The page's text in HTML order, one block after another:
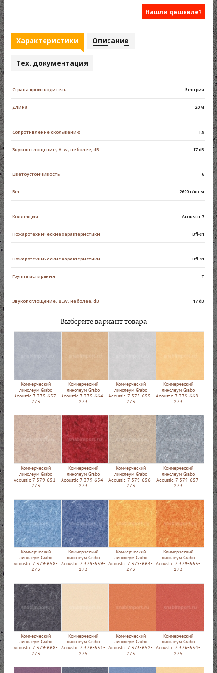
Нашли дешевле?
Характеристики Описание
Тех. документация
Страна производитель Венгрия
Длина 20 м
Сопротивление скольжению R9
Звукопоглощение, ΔLw, не более, dB 17 dB
Цветоустойчивость 6
Вес 2600 г/кв.м
Коллекция Acoustic 7
Пожаротехнические характеристики Bfl-s1
Пожаротехнические характеристики Bfl-s1
Группа истирания Т
Звукопоглощение, ΔLw, не более, dB 17 dB
Выберите вариант товара
Коммерческий
линолеум Grabo
Acoustic 7 375-657-
273
Коммерческий
линолеум Grabo
Acoustic 7 375-664-
273
Коммерческий
линолеум Grabo
Acoustic 7 375-655-
273
Коммерческий
линолеум Grabo
Acoustic 7 375-668-
273
Коммерческий
линолеум Grabo
Acoustic 7 379-651-
273
Коммерческий
линолеум Grabo
Acoustic 7 379-654-
273
Коммерческий
линолеум Grabo
Acoustic 7 379-656-
273
Коммерческий
линолеум Grabo
Acoustic 7 379-657-
273
Коммерческий
линолеум Grabo
Acoustic 7 379-658-
273
Коммерческий
линолеум Grabo
Acoustic 7 379-659-
273
Коммерческий
линолеум Grabo
Acoustic 7 379-664-
273
Коммерческий
линолеум Grabo
Acoustic 7 379-665-
273
Коммерческий
линолеум Grabo
Acoustic 7 379-668-
273
Коммерческий
линолеум Grabo
Acoustic 7 376-651-
275
Коммерческий
линолеум Grabo
Acoustic 7 376-652-
275
Коммерческий
линолеум Grabo
Acoustic 7 376-654-
275